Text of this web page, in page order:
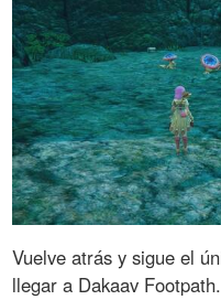
Vuelve atrás y sigue el
llegar a Dakaav Footpath.